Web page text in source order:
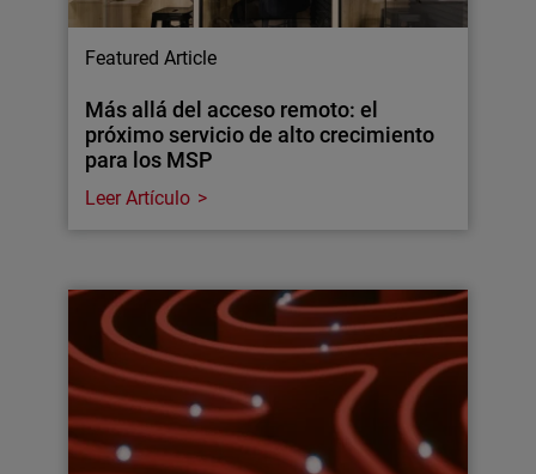
Featured Article
Más allá del acceso remoto: el
próximo servicio de alto crecimiento
para los MSP
Leer Artículo